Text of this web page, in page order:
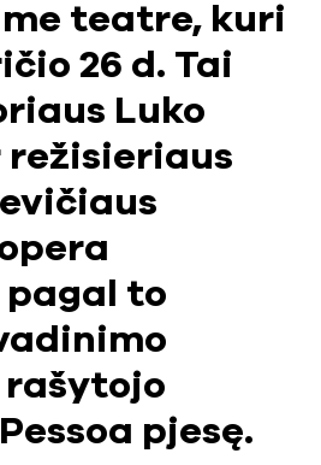
teatre, kuri
26 d. Tai
Luko
režisieriaus
pagal to
pjesę.